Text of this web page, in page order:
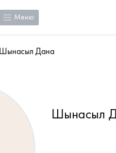
Меню
Шынасыл Дана
Шынасыл